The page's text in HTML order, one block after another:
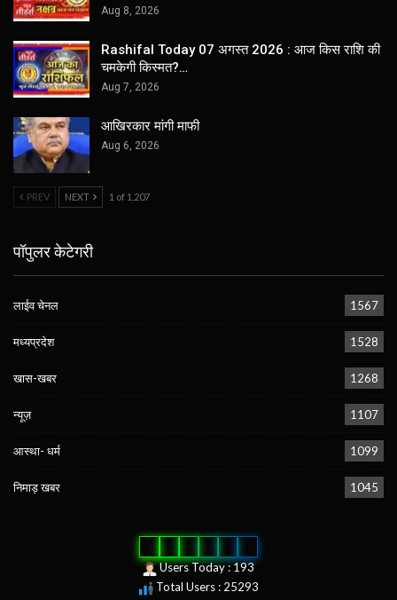
Aug 8, 2026
Rashifal Today 07 अगस्त 2026 : आज किस राशि की
चमकेगी किस्मत?…
Aug 7, 2026
आखिरकार मांगी माफी
Aug 6, 2026
PREV NEXT 1 of 1,207
पॉपुलर केटेगरी
लाईव चेनल 1567
मध्यप्रदेश 1528
खास-खबर 1268
न्यूज़ 1107
आस्था- धर्म 1099
निमाड़ खबर 1045
Users Today : 193
Total Users : 25293